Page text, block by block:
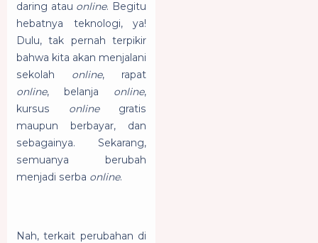
daring atau online. Begitu
hebatnya teknologi, ya!
Dulu, tak pernah terpikir
bahwa kita akan menjalani
sekolah online, rapat
online, belanja online,
kursus online gratis
maupun berbayar, dan
sebagainya. Sekarang,
semuanya berubah
menjadi serba online.
Nah, terkait perubahan di